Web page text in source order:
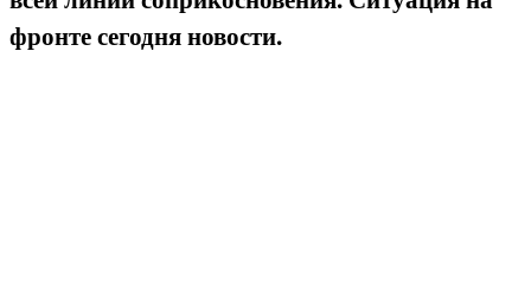
фронте сегодня новости.